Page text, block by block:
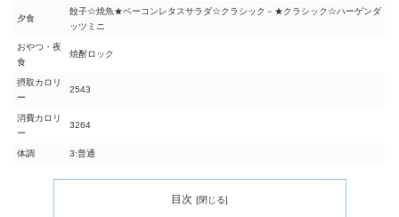
夕食
餃子☆焼魚★ベーコンレタスサラダ☆クラシック－★クラシック☆ハーゲンダ
ッツミニ
おやつ・夜
食
焼酎ロック
摂取カロリ
ー
2543
消費カロリ
ー
3264
体調 3:普通
目次